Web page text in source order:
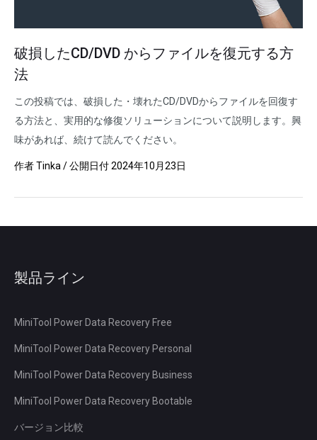
破損したCD/DVD からファイルを復元する方
法
この投稿では、破損した・壊れたCD/DVDからファイルを回復す
る方法と、実用的な修復ソリューションについて説明します。興
味があれば、続けて読んでください。
作者Tinka / 公開日付2024年10月23日
製品ライン
MiniTool Power Data Recovery Free
MiniTool Power Data Recovery Personal
MiniTool Power Data Recovery Business
MiniTool Power Data Recovery Bootable
バージョン比較